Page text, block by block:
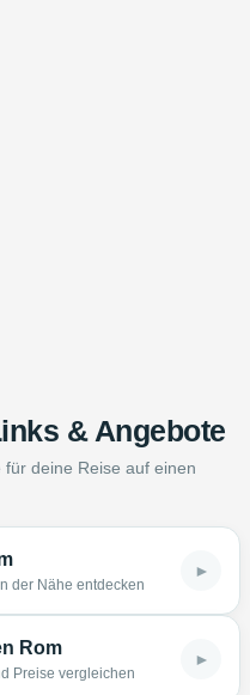
& Angebote
für deine Reise auf einen
der Nähe entdecken
►
Rom
Preise vergleichen
►